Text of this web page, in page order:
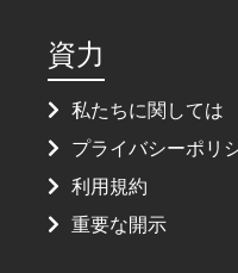
資力
私たちに関しては
プライバシーポリ
利用規約
重要な開示